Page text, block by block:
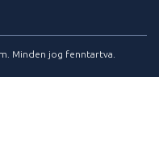
Minden jog fenntartva.